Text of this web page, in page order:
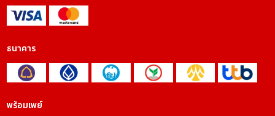
ธนาคาร
พร้อมเพย์